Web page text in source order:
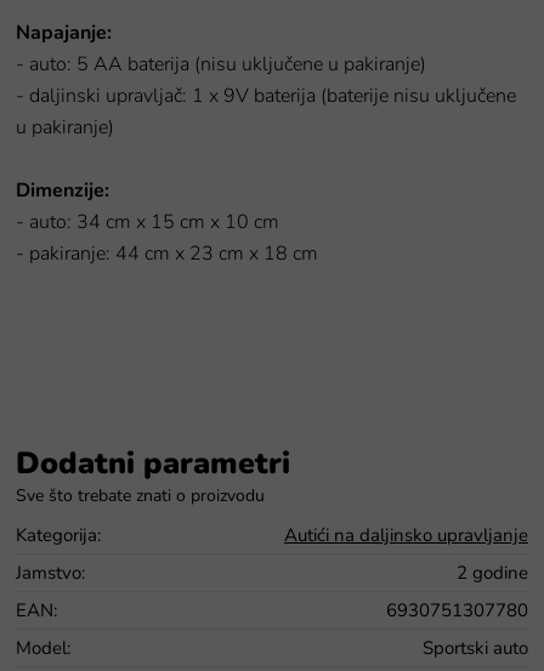
Napajanje:
- auto: 5 AA baterija (nisu uključene u pakiranje)
- daljinski upravljač: 1 x 9V baterija (baterije nisu uključene
u pakiranje)
Dimenzije:
- auto: 34 cm x 15 cm x 10 cm
- pakiranje: 44 cm x 23 cm x 18 cm
Dodatni parametri
Kategorija:
Autići na daljinsko upravljanje
Jamstvo:
2 godine
EAN:
6930751307780
Model:
Sportski auto